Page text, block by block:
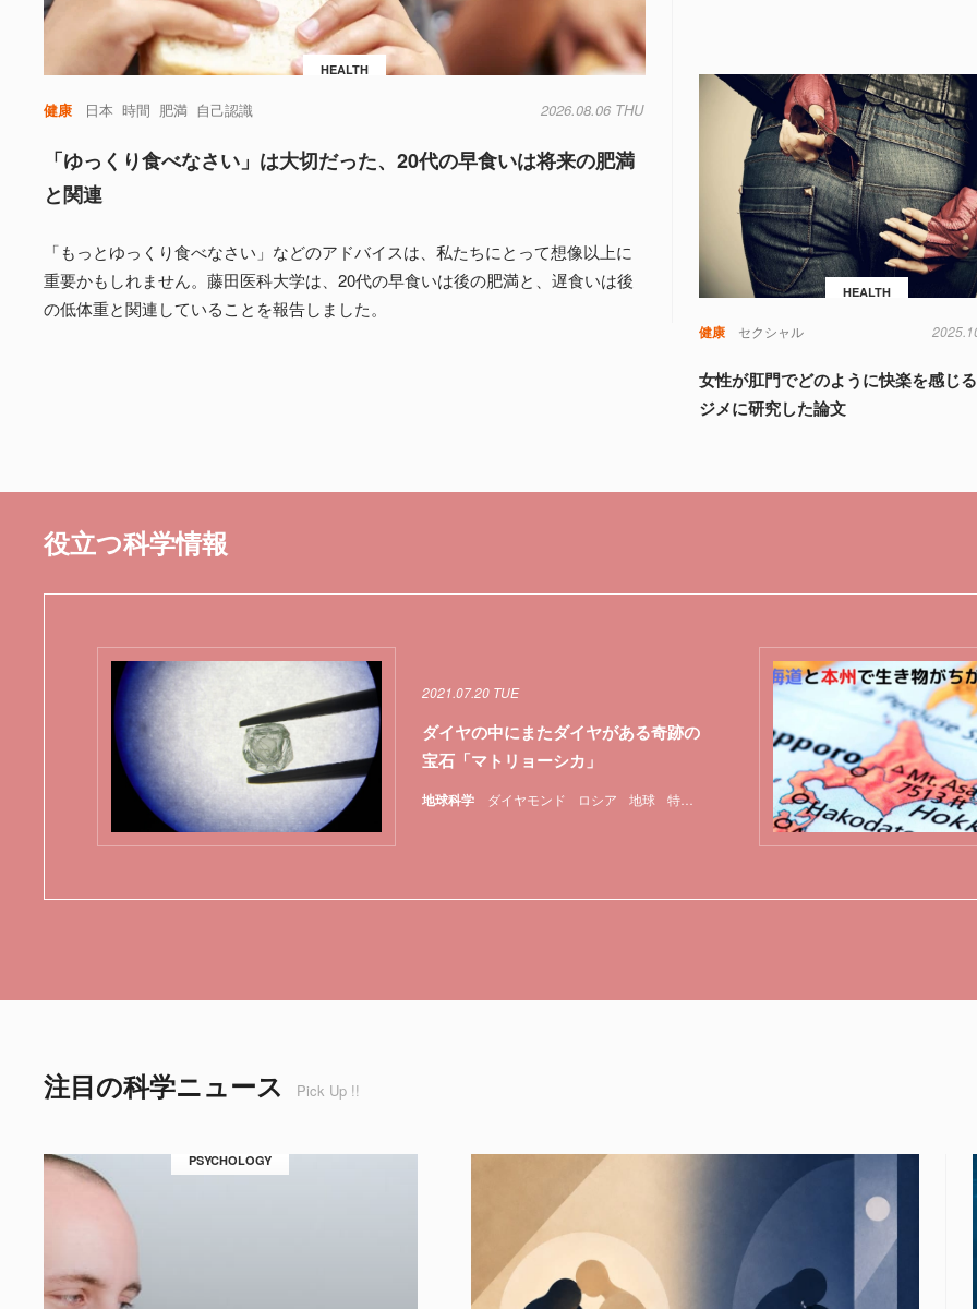
HEALTH
健康 日本 時間 肥満 自己認識 2026.08.06 THU
「ゆっくり食べなさい」は大切だった、20代の早食いは将来の肥満
と関連
「もっとゆっくり食べなさい」などのアドバイスは、私たちにとって想像以上に
重要かもしれません。藤田医科大学は、20代の早食いは後の肥満と、遅食いは後
の低体重と関連していることを報告しました。
HEALTH
健康 セクシャル
女性が肛門でどのように快楽を感じ
ジメに研究した論文
役立つ科学情報
地球科学 ダイヤモンド ロシア 地球 特集
2021.07.20 TUE
ダイヤの中にまたダイヤがある奇跡の
宝石「マトリョーシカ」
注目の科学ニュース Pick Up !!
PSYCHOLOGY